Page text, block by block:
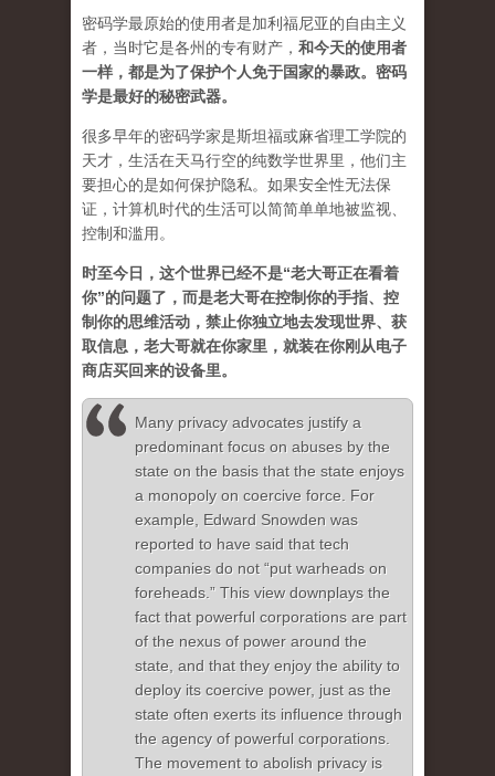
密码学最原始的使用者是加利福尼亚的自由主义
者，当时它是各州的专有财产， 和今天的使用者
一样，都是为了保护个人免于国家的暴政。密码
学是最好的秘密武器。
很多早年的密码学家是斯坦福或麻省理工学院的
天才，生活在天马行空的纯数学世界里，他们主
要担心的是如何保护隐私。如果安全性无法保
证，计算机时代的生活可以简简单单地被监视、
控制和滥用。
时至今日，这个世界已经不是“老大哥正在看着
你”的问题了，而是老大哥在控制你的手指、控
制你的思维活动，禁止你独立地去发现世界、获
取信息，老大哥就在你家里，就装在你刚从电子
商店买回来的设备里。
Many privacy advocates justify a
predominant focus on abuses by the
state on the basis that the state enjoys
a monopoly on coercive force. For
example, Edward Snowden was
reported to have said that tech
companies do not “put warheads on
foreheads.” This view downplays the
fact that powerful corporations are part
of the nexus of power around the
state, and that they enjoy the ability to
deploy its coercive power, just as the
state often exerts its influence through
the agency of powerful corporations.
The movement to abolish privacy is